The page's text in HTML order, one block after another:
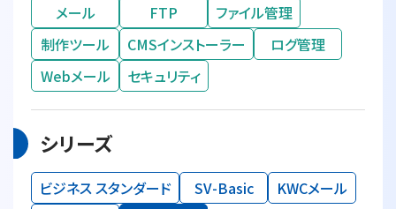
メール
FTP
ファイル管理
制作ツール
CMSインストーラー
ログ管理
Webメール
セキュリティ
シリーズ
ビジネス スタンダード SV-Basic
KWCメール